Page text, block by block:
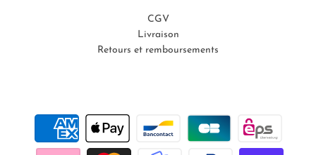
CGV
Livraison
Retours et remboursements